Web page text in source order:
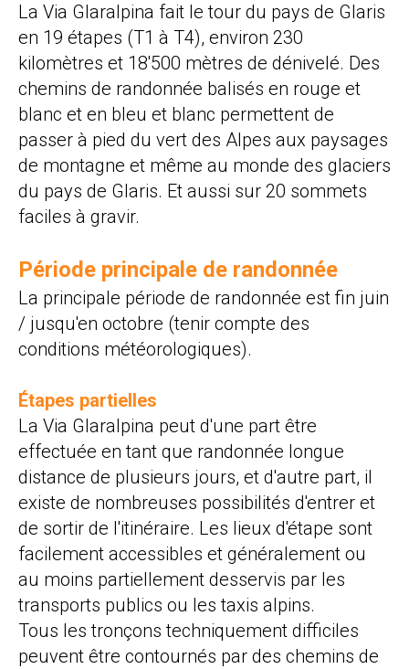
La Via Glaralpina fait le tour du pays de Glaris
en 19 étapes (T1 à T4), environ 230
kilomètres et 18'500 mètres de dénivelé. Des
chemins de randonnée balisés en rouge et
blanc et en bleu et blanc permettent de
passer à pied du vert des Alpes aux paysages
de montagne et même au monde des glaciers
du pays de Glaris. Et aussi sur 20 sommets
faciles à gravir.
Période principale de randonnée
La principale période de randonnée est fin juin
/ jusqu'en octobre (tenir compte des
conditions météorologiques).
Étapes partielles
La Via Glaralpina peut d'une part être
effectuée en tant que randonnée longue
distance de plusieurs jours, et d'autre part, il
existe de nombreuses possibilités d'entrer et
de sortir de l'itinéraire. Les lieux d'étape sont
facilement accessibles et généralement ou
au moins partiellement desservis par les
transports publics ou les taxis alpins.
Tous les tronçons techniquement difficiles
peuvent être contournés par des chemins de